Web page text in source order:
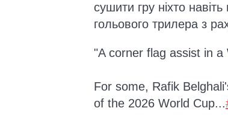
сушити гру ніхто
гольового трилера з
"A corner flag assist in
For some, Rafik
of the 2026 World Cup...